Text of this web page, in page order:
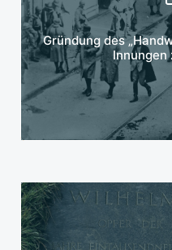
Gründung des
Innungen
Mehr